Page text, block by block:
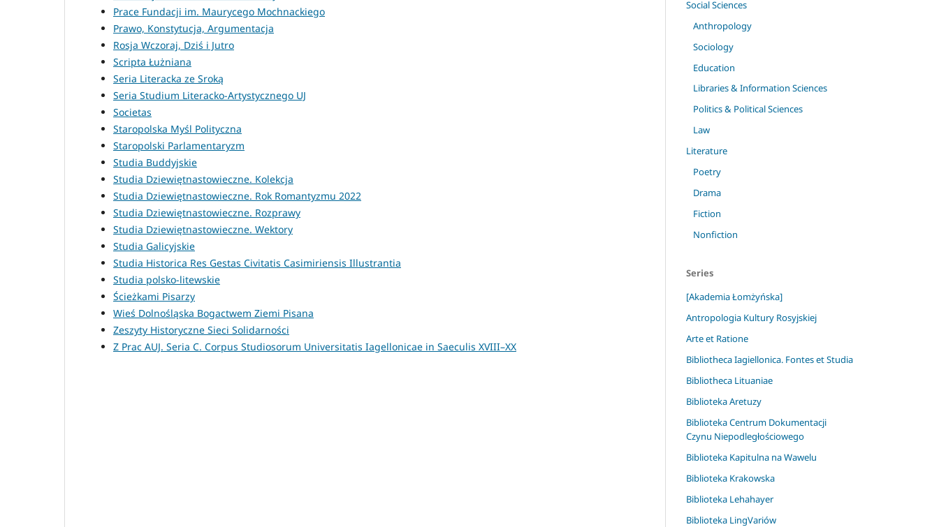
Prace Fundacji im. Maurycego Mochnackiego
Prawo, Konstytucja, Argumentacja
Rosja Wczoraj, Dziś i Jutro
Scripta Łużniana
Seria Literacka ze Sroką
Seria Studium Literacko-Artystycznego UJ
Societas
Staropolska Myśl Polityczna
Staropolski Parlamentaryzm
Studia Buddyjskie
Studia Dziewiętnastowieczne. Kolekcja
Studia Dziewiętnastowieczne. Rok Romantyzmu 2022
Studia Dziewiętnastowieczne. Rozprawy
Studia Dziewiętnastowieczne. Wektory
Studia Galicyjskie
Studia Historica Res Gestas Civitatis Casimiriensis Illustrantia
Studia polsko-litewskie
Ścieżkami Pisarzy
Wieś Dolnośląska Bogactwem Ziemi Pisana
Zeszyty Historyczne Sieci Solidarności
Z Prac AUJ. Seria C. Corpus Studiosorum Universitatis Iagellonicae in Saeculis XVIII–XX
Social Sciences
Anthropology
Sociology
Education
Libraries & Information Sciences
Politics & Political Sciences
Law
Literature
Poetry
Drama
Fiction
Nonfiction
Series
[Akademia Łomżyńska]
Antropologia Kultury Rosyjskiej
Arte et Ratione
Bibliotheca Iagiellonica. Fontes et Studia
Bibliotheca Lituaniae
Biblioteka Aretuzy
Biblioteka Centrum Dokumentacji
Czynu Niepodległościowego
Biblioteka Kapitulna na Wawelu
Biblioteka Krakowska
Biblioteka Lehahayer
Biblioteka LingVariów